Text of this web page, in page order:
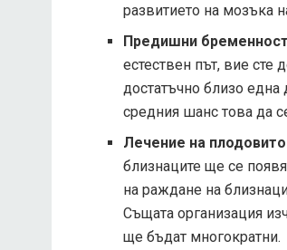
развитието на мозъка
Предишни
естествен път, вие
достатъчно близо една
средния шанс това да
Лечение на
близнаците ще се
на раждане на
Същата организация
ще бъдат многократни.